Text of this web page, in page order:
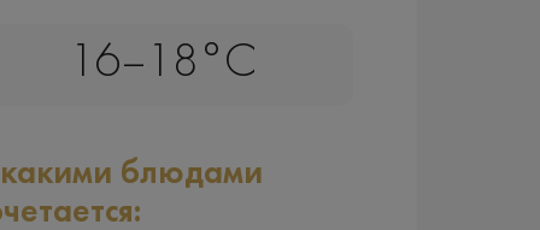
16–18°C
блюдами